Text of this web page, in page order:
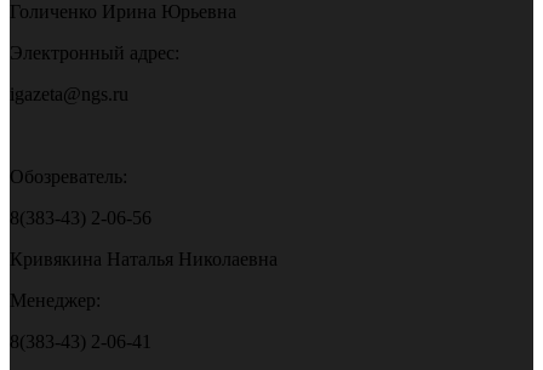
Голиченко Ирина Юрьевна
Электронный адрес:
igazeta@ngs.ru
Обозреватель:
8(383-43) 2-06-56
Кривякина Наталья Николаевна
Менеджер:
8(383-43) 2-06-41